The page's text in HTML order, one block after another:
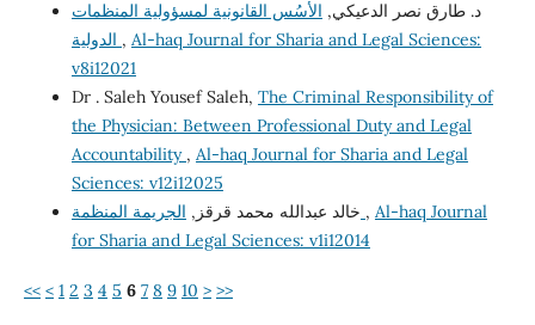
د. طارق نصر الدعيكي, الأسُس القانونية لمسؤولية المنظمات
, Al-haq Journal for Sharia and Legal Sciences:
v8i12021
Dr . Saleh Yousef Saleh, The Criminal Responsibility of
the Physician: Between Professional Duty and Legal
Accountability , Al-haq Journal for Sharia and Legal
Sciences: v12i12025
خالد عبدالله محمد قرقز, , Al-haq Journal
for Sharia and Legal Sciences: v1i12014
<< < 1 2 3 4 5 6 7 8 9 10 > >>